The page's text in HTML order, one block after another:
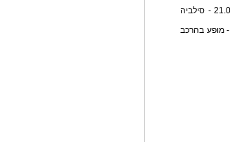
מופע ראשון יתקיים במרכז סוזן דלל יתקיים ביום ראשון, 15.2.09 בשעה : 21.00 - סילביה
מופע שני יתקיים באולם פליציה בלומנטל ביום שלישי, 24.2.09 בשעה 20.30 - מופע בהרכב